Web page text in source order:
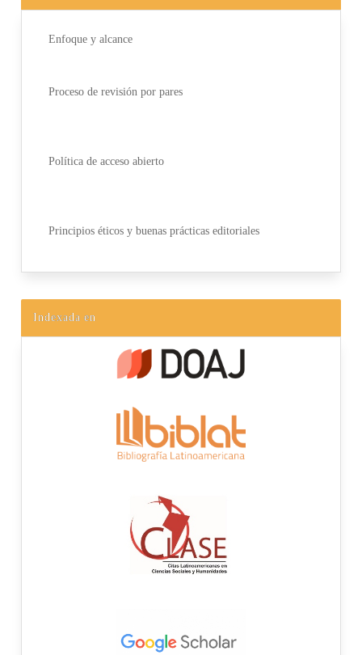
Enfoque y alcance
Proceso de revisión por pares
Política de acceso abierto
Principios éticos y buenas prácticas editoriales
Indexada en